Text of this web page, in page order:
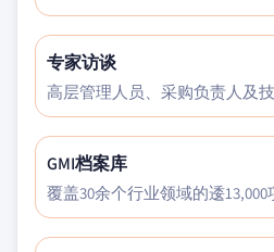
专家访谈
高层管理人员、采购负责人及
GMI档案库
覆盖30余个行业领域的逶